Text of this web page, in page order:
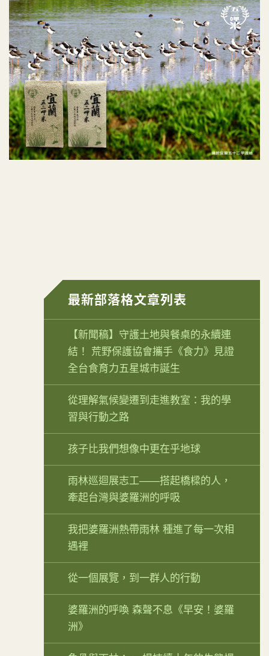
最新部落格文章列表
【新聞稿】守護土地與餐桌的永續連
結！ 荒野保護協會攜手《食力》見證
全台食育力五星城市誕生
從理解氣候變遷到走進教室：我的學
習與行動之路
孩子比我們想像中更在乎地球
雨林巡迴展志工——搭起橋樑的人，
牽起台灣與婆羅洲的呼吸
我把婆羅洲熱帶雨林 種進了每一次相
遇裡
從一個展覽，到一群人的行動
婆羅洲的呼喚 森聲不息《早安！婆羅
洲》